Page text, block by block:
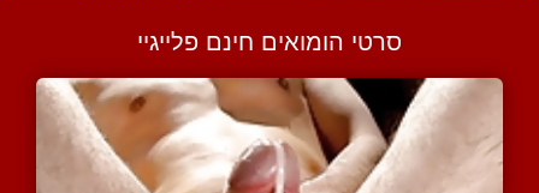
סרטי הומואים חינם פלייגיי